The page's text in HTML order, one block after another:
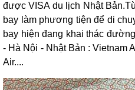
được VISA du lịch Nhật
bay làm phương tiện để di
bay hiện đang khai thác
- Hà Nội - Nhật Bản : Vietnam
Air....